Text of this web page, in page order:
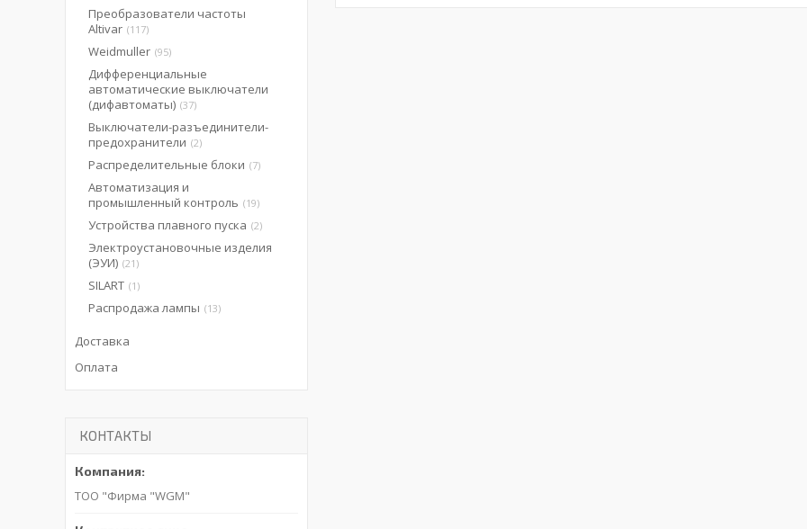
Преобразователи частоты
Altivar 117
Weidmuller 95
Дифференциальные
автоматические выключатели
(дифавтоматы) 37
Выключатели-разъединители-
предохранители 2
Распределительные блоки 7
Автоматизация и
промышленный контроль
19
Устройства плавного пуска 2
Электроустановочные изделия
(ЭУИ) 21
SILART 1
Распродажа лампы 13
Доставка
Оплата
КОНТАКТЫ
ТОО "Фирма "WGM"